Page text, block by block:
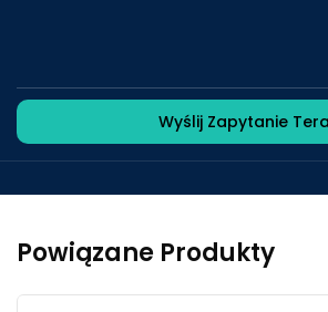
Wyślij Zapytanie
Powiązane Produkty